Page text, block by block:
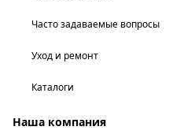
Часто задаваемые вопросы
Уход и ремонт
Каталоги
Наша компания